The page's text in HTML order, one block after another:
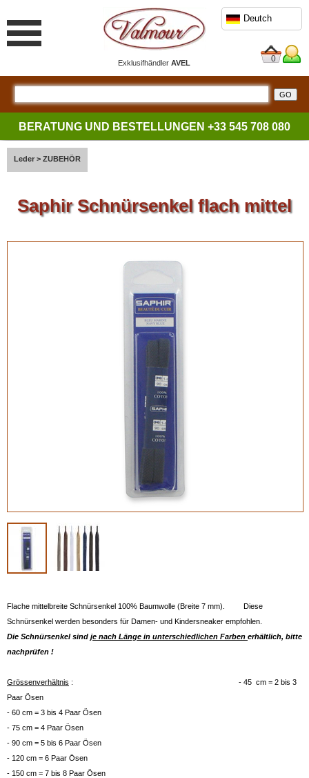
ExklusifhändlerAVEL
Deutch
0
BERATUNG UND BESTELLUNGEN +33 545 708 080
Leder > ZUBEHÖR
Saphir Schnürsenkel flach mittel
Flache mittelbreite Schnürsenkel 100% Baumwolle (Breite 7 mm). Diese
Schnürsenkel werden besonders für Damen- und Kindersneaker empfohlen.
Die Schnürsenkel sind je nach Länge in unterschiedlichen Farben erhältlich, bitte
nachprüfen !
Grössenverhältnis : - 45 cm = 2 bis 3
Paar Ösen
- 60 cm = 3 bis 4 Paar Ösen
- 75 cm = 4 Paar Ösen
- 90 cm = 5 bis 6 Paar Ösen
- 120 cm = 6 Paar Ösen
- 150 cm = 7 bis 8 Paar Ösen